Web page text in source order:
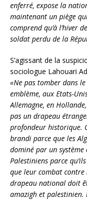
enferré, expose la
maintenant un piège
comprend qu’à l’hiver
soldat perdu de la
S’agissant de la
sociologue Lahouari
«Ne pas tomber dans
emblème, aux Etats-
Allemagne, en
pas un drapeau
profondeur historique.
brandi parce que les
dominé par un système
Palestiniens parce
que leur combat contre
drapeau national doit
amazigh et palestinien.